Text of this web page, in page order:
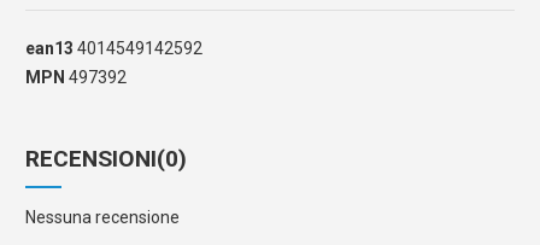
ean13 4014549142592
MPN 497392
RECENSIONI(0)
Nessuna recensione